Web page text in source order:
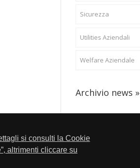
si consulti la Cookie
altrimenti cliccare su
Sicurezza
Utilities Aziendali
Welfare Aziendale
Archivio news »